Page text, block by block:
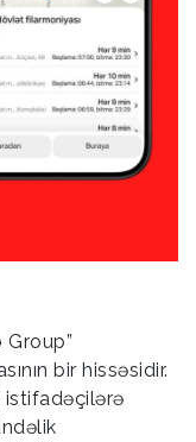
Group”
bir hissəsidir.
istifadəçilərə